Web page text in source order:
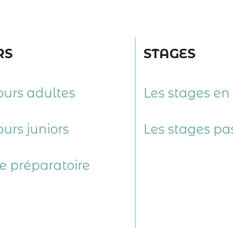
adultes
juniors
préparatoire
STAGES
Les stages
Les stages